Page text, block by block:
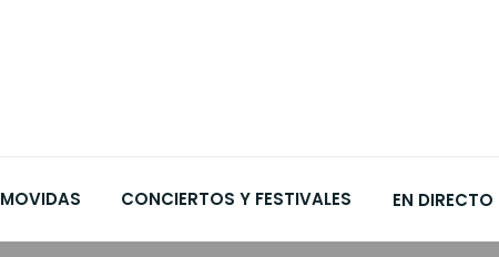
MOVIDAS CONCIERTOS Y FESTIVALES EN DIRECTO